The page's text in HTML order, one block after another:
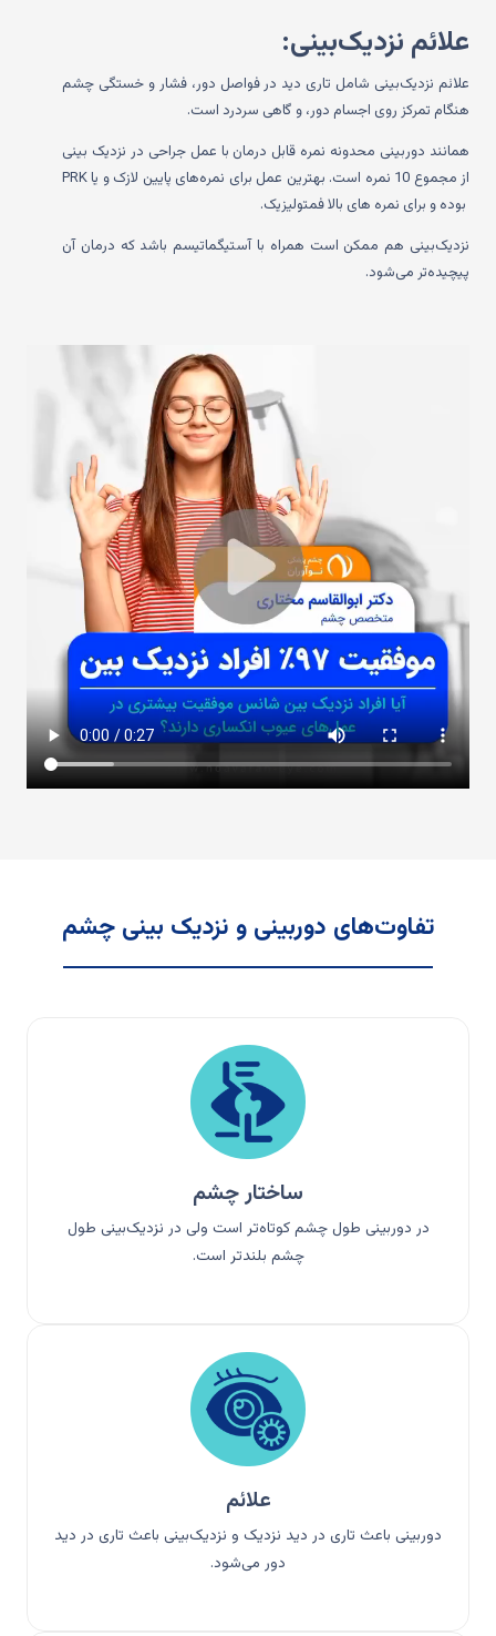
علائم نزدیک‌بینی:
علائم نزدیک‌بینی شامل تاری دید در فواصل دور، فشار و خستگی چشم
هنگام تمرکز روی اجسام دور، و گاهی سردرد است.
همانند دوربینی محدونه نمره قابل درمان با عمل جراحی در نزدیک بینی
از مجموع 10 نمره است. بهترین عمل برای نمره‌های پایین لازک و یا PRK
بوده و برای نمره های بالا فمتولیزیک.
نزدیک‌بینی هم ممکن است همراه با آستیگماتیسم باشد که درمان آن
پیچیده‌تر می‌شود.
تفاوت‌های دوربینی و نزدیک بینی چشم
ساختار چشم
در دوربینی طول چشم کوتاه‌تر است ولی در نزدیک‌بینی طول
چشم بلندتر است.
علائم
دوربینی باعث تاری در دید نزدیک و نزدیک‌بینی باعث تاری در دید
دور می‌شود.